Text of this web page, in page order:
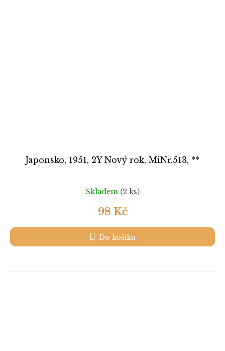
Japonsko, 1951, 2Y Nový rok, MiNr.513, **
Skladem (2 ks)
98 Kč
Do košíku